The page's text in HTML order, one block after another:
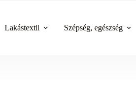
Lakástextil Szépség, egészség